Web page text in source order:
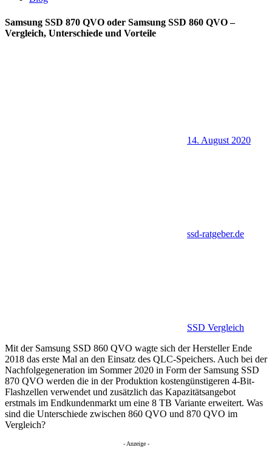
Samsung SSD 870 QVO oder Samsung SSD 860 QVO –
Vergleich, Unterschiede und Vorteile
14. August 2020
ssd-ratgeber.de
SSD Vergleich
Mit der Samsung SSD 860 QVO wagte sich der Hersteller Ende
2018 das erste Mal an den Einsatz des QLC-Speichers. Auch bei der
Nachfolgegeneration im Sommer 2020 in Form der Samsung SSD
870 QVO werden die in der Produktion kostengünstigeren 4-Bit-
Flashzellen verwendet und zusätzlich das Kapazitätsangebot
erstmals im Endkundenmarkt um eine 8 TB Variante erweitert. Was
sind die Unterschiede zwischen 860 QVO und 870 QVO im
Vergleich?
- Anzeige -